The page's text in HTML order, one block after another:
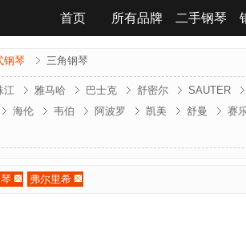
首页 所有品牌 二手钢琴
联系我们
钢琴 三角钢琴
江 雅马哈 巴士克 舒密尔 SAUTER
海伦 韦伯 阿波罗 凯美 舒曼 赛
弗尔里希